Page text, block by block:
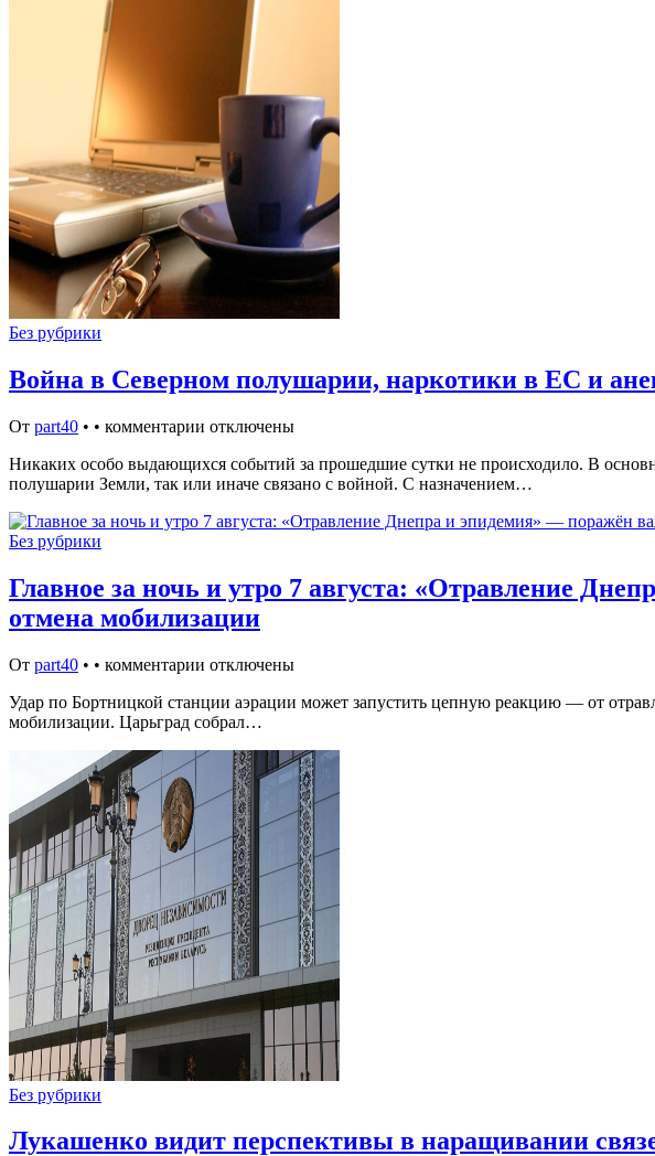
Без рубрики
Война в Северном полушарии, наркотики в ЕС и
От part40 • • комментарии отключены
Никаких особо выдающихся событий за прошедшие сутки не происходило. В
полушарии Земли, так или иначе связано с войной. С назначением…
Без рубрики
Главное за ночь и утро 7 августа: «Отравление
отмена мобилизации
От part40 • • комментарии отключены
Удар по Бортницкой станции аэрации может запустить цепную реакцию — от
мобилизации. Царьград собрал…
Без рубрики
Лукашенко видит перспективы в наращивании